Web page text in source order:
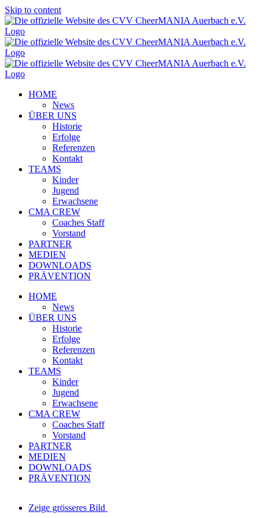
Skip to content
HOME
News
ÜBER UNS
Historie
Erfolge
Referenzen
Kontakt
TEAMS
Kinder
Jugend
Erwachsene
CMA CREW
Coaches Staff
Vorstand
PARTNER
MEDIEN
DOWNLOADS
PRÄVENTION
HOME
News
ÜBER UNS
Historie
Erfolge
Referenzen
Kontakt
TEAMS
Kinder
Jugend
Erwachsene
CMA CREW
Coaches Staff
Vorstand
PARTNER
MEDIEN
DOWNLOADS
PRÄVENTION
Zeige grösseres Bild